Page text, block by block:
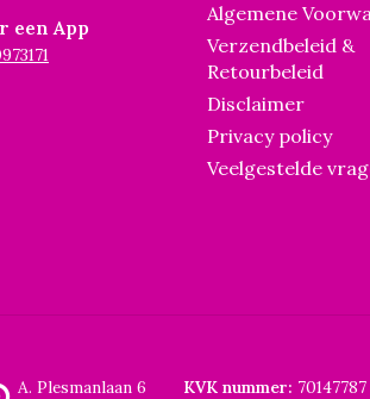
een App
Algemene
Verzendbeleid &
Retourbeleid
Disclaimer
Privacy policy
Veelgestelde
A. Plesmanlaan 6 KVK nummer: 70147787